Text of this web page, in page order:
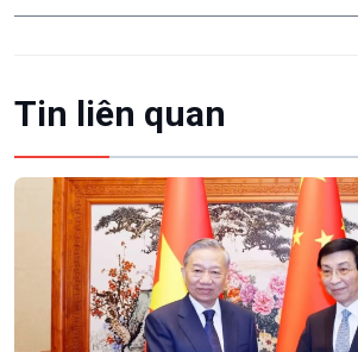
Tin liên quan